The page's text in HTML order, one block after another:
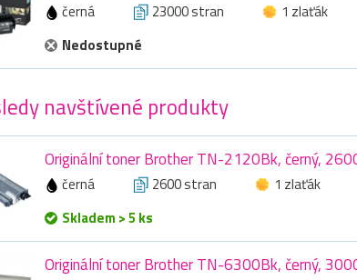
černá 23000 stran
1 zlaťák
Nedostupné
navštívené produkty
Originální toner Brother TN-2120Bk, černý,
černá 2600 stran
1 zlaťák
Skladem > 5 ks
Originální toner Brother TN-6300Bk, černý,